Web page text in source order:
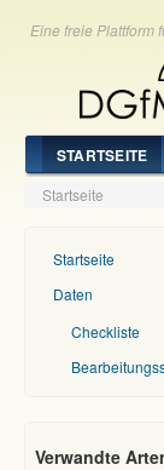
Eine freie Plattform
STARTSEITE
Startseite
Startseite
Daten
Checkliste
Verwandte